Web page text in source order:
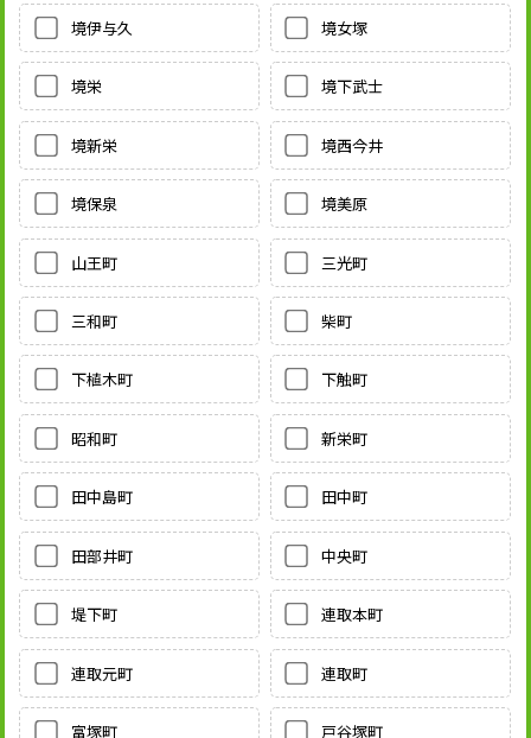
境伊与久 境女塚
境栄 境下武士
境新栄 境西今井
境保泉 境美原
山王町 三光町
三和町 柴町
下植木町 下触町
昭和町 新栄町
田中島町 田中町
田部井町 中央町
堤下町 連取本町
連取元町 連取町
富塚町 戸谷塚町